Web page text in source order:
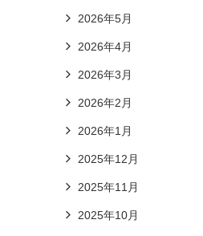
2026年5月
2026年4月
2026年3月
2026年2月
2026年1月
2025年12月
2025年11月
2025年10月